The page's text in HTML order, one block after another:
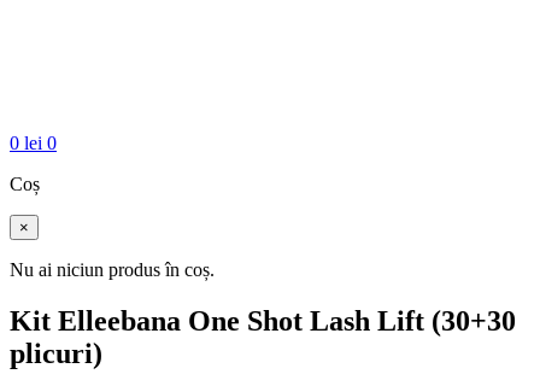
0 lei 0
Coș
×
Nu ai niciun produs în coș.
Kit Elleebana One Shot Lash Lift (30+30
plicuri)